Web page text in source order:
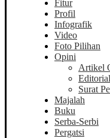
Fitur
Profil
Infografik
Video
Foto Pilihan
Opini
Artikel
Editorial
Surat
Majalah
Buku
Serba-Serbi
Pergatsi